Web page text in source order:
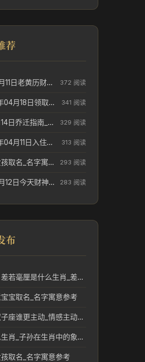
荐
2026年04月11日老黄历财神方位_财神方位与供奉讲究 372 阅读
今天2026年04月18日领取结婚证老黄历不适合吗_领证日期参考 341 阅读
2026年4月14日乔迁指南_搬家择日参考 329 阅读
今日2026年04月11日入住新居老黄历不适宜吗_搬家择日参考 313 阅读
吴姓端庄女孩取名_名字寓意参考 293 阅读
2026年04月12日今天财神在哪个吉位_财神方位参考 283 阅读
布
失之千里，差若毫厘是什么生肖_差之毫厘失之千里对应生肖分析
宝取名_名字寓意参考
水瓶座和双子座谁更主动_情感主动度解读
子孙是什么生肖_子孙在生肖中的象征与传统分析
取名_名字寓意参考